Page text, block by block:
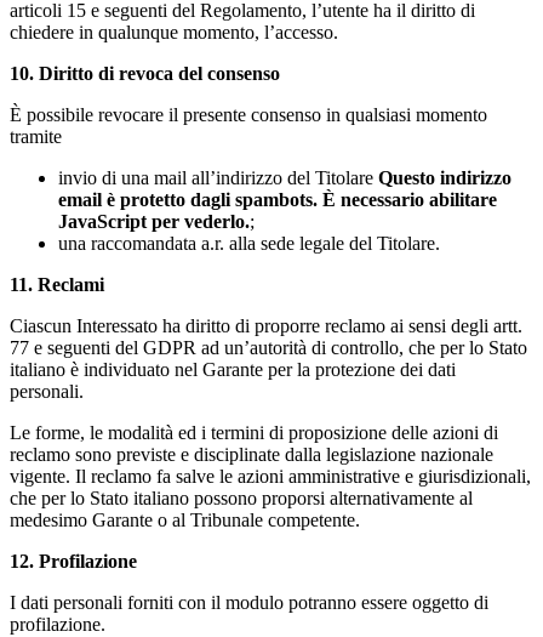
articoli 15 e seguenti del Regolamento, l’utente ha il diritto di
chiedere in qualunque momento, l’accesso.
10. Diritto di revoca del consenso
È possibile revocare il presente consenso in qualsiasi momento
tramite
invio di una mail all’indirizzo del Titolare Questo indirizzo
email è protetto dagli spambots. È necessario abilitare
JavaScript per vederlo.;
una raccomandata a.r. alla sede legale del Titolare.
11. Reclami
Ciascun Interessato ha diritto di proporre reclamo ai sensi degli artt.
77 e seguenti del GDPR ad un’autorità di controllo, che per lo Stato
italiano è individuato nel Garante per la protezione dei dati
personali.
Le forme, le modalità ed i termini di proposizione delle azioni di
reclamo sono previste e disciplinate dalla legislazione nazionale
vigente. Il reclamo fa salve le azioni amministrative e giurisdizionali,
che per lo Stato italiano possono proporsi alternativamente al
medesimo Garante o al Tribunale competente.
12. Profilazione
I dati personali forniti con il modulo potranno essere oggetto di
profilazione.